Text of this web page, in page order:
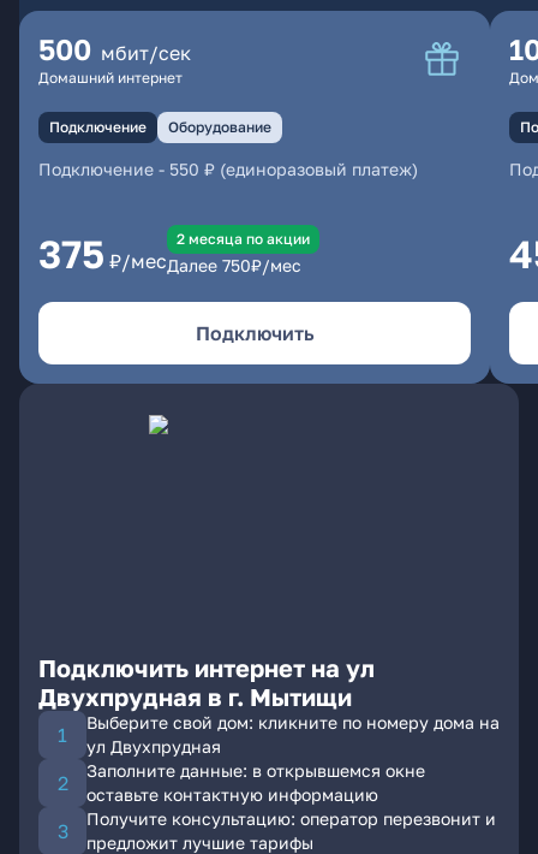
500 мбит/сек
Домашний интернет
Подключение Оборудование
Подключение - 550 ₽ (единоразовый платеж)
375 ₽/мес
2 месяцa по акции
Далее 750₽/мес
Подключить
Подключить интернет на ул
Двухпрудная в г. Мытищи
Выберите свой дом: кликните по номеру дома на
ул Двухпрудная
Заполните данные: в открывшемся окне
оставьте контактную информацию
Получите консультацию: оператор перезвонит и
предложит лучшие тарифы